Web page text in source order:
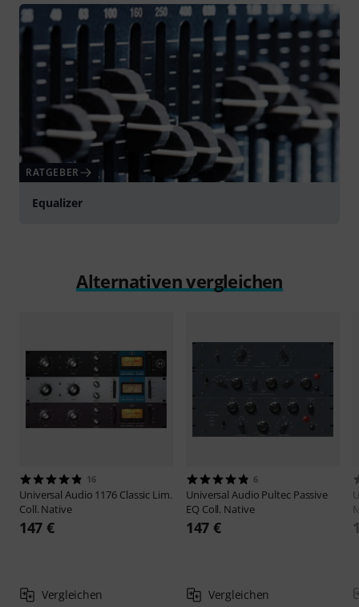
RATGEBER
Equalizer
Alternativen vergleichen
16
Universal Audio 1176 Classic Lim.
Coll. Native
147 €
Vergleichen
6
Universal Audio Pultec Passive
EQ Coll. Native
147 €
Vergleichen